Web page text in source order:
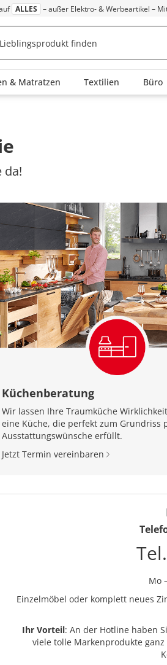
ALLES – außer Elektro- & Werbeartikel –
& Matratzen Textilien Büro
da!
Küchenberatung
Wir lassen Ihre Traumküche
eine Küche, die perfekt zum Grundriss
Ausstattungswünsche erfüllt.
Jetzt Termin vereinbaren
Mo
Einzelmöbel oder komplett neues
Ihr Vorteil: An der Hotline haben
viele tolle Markenprodukte